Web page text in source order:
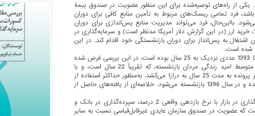
یکی از راه‌های توصیه‌شده برای این منظور عضویت در صندوق بیمة
فرد تمامی ریسک‌های مربوط به تأمین منابع کافی برای دوران
بااین‌حال، فرد می‌تواند مدیریت منابع پس‌اندازی برای دوران
خرید ارز (در این گزارش دلار آمریکا مدنظر است) و سرمایه‌گذاری در
بیشتر از نرخ تورم) در دوران اشتغال به پس‌انداز برای دوران بازنشستگی خود اقدام کند. در این
شده است.
نظر به اینکه میانگین سابقة بیمه‌شدگان مرد سازمان تأمین اجتماعی بین سال‌های 1391 تا 1393 عددی نزدیک به 25 سال بوده است، در این بررسی فرض شده
فرد 25 سال کسورات پرداخت می‌کند و سپس بازنشسته می‌شود. همچنین، باتوجه‌به متوسط امید زندگی مردان بازنشسته، که تقریباً 22 سال است، و با
احتساب پرداخت مستمری به بازماندگان، فرض شده است که پرداخت مستمری برای هر پرونده به مدت 25 سال به درازا می‌کشد. به‌منظور حداکثر استفاده از
اطلاعات موجود، فرض شده است که فردی با حداقل مزد در سال 1371 به صندوق وارد شده و در سال 1396 بازنشسته می‌شود. خلاصه‌ای از یافته‌های حاصل از
عایدی فرد به ازای هر تومان پرداختی بابت کسورات تأمین اجتماعی، خرید طلا، سرمایه‌گذاری در بازار با نرخ بازدهی واقعی 2 درصد، سپرده‌گذاری در بانک و
9/0 و 8/0. باتوجه‌به این ارقام بدیهی است که عضویت در صندوق سازمان عایدی غیرقابل‌قیاسی نسبت به سایر